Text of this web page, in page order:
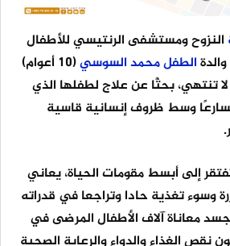
النزوح ومستشفى الرنتيسي للأطفال
الطفلمحمدالسوسي
(10 أعوام)
تنتهي، بحثًا عن علاج لطفلها الذي
وسط ظروف إنسانية قاسية
إلى أبسط مقومات الحياة، يعاني
وسوء تغذية حادا وتراجعا في قدراته
معاناة آلاف الأطفال المرضى في
نقص الغذاء والدواء والرعاية الصحية